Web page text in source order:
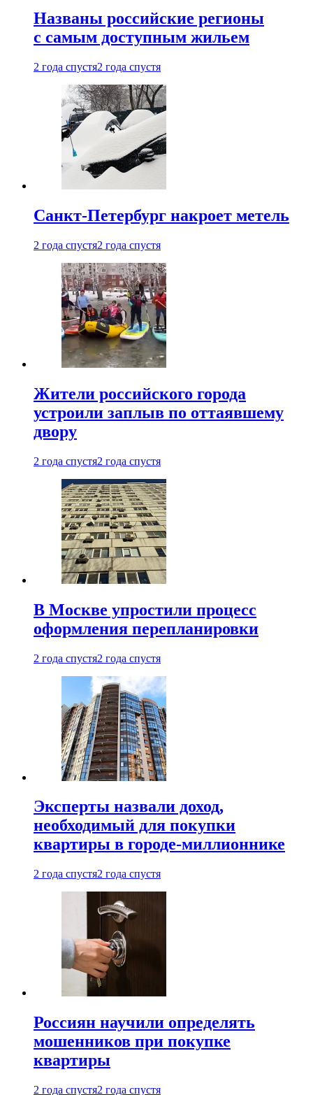
Названы российские регионы
с самым доступным жильем
2 года спустя2 года спустя
Санкт-Петербург накроет метель
2 года спустя2 года спустя
Жители российского города
устроили заплыв по оттаявшему
двору
2 года спустя2 года спустя
В Москве упростили процесс
оформления перепланировки
2 года спустя2 года спустя
Эксперты назвали доход,
необходимый для покупки
квартиры в городе-миллионнике
2 года спустя2 года спустя
Россиян научили определять
мошенников при покупке
квартиры
2 года спустя2 года спустя